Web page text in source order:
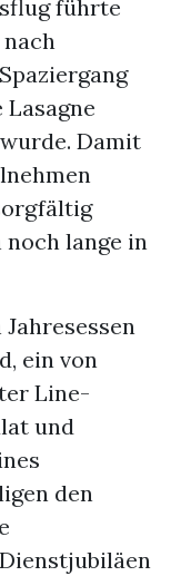
führte
Lasagne
Damit
noch lange in
ein von
Line-
und
den